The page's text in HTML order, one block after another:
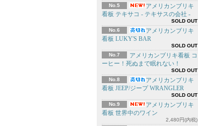
No.5
アメリカンブリキ
看板 テキサコ - テキサスの会社 -
SOLD OUT
No.6
アメリカンブリキ
看板 LUKY'S BAR
SOLD OUT
No.7
アメリカンブリキ看板 コ
ーヒー！死ぬまで眠れない！
SOLD OUT
No.8
アメリカンブリキ
看板 JEEP/ジープ WRANGLER
SOLD OUT
No.9
アメリカンブリキ
看板 世界中のワイン
2,480円(内税)